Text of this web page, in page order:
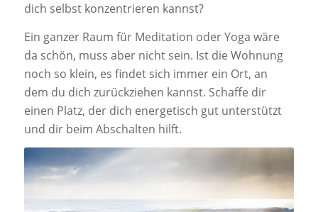
dich selbst konzentrieren kannst?
Ein ganzer Raum für Meditation oder Yoga wäre
da schön, muss aber nicht sein. Ist die Wohnung
noch so klein, es findet sich immer ein Ort, an
dem du dich zurückziehen kannst. Schaffe dir
einen Platz, der dich energetisch gut unterstützt
und dir beim Abschalten hilft.